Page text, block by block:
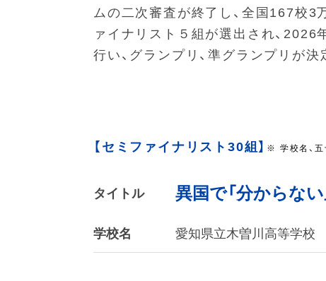
ムの二次審査が終了し、全国167校
ァイナリスト５組が選出され、
行い、グランプリ、準グランプリが決
【セミファイナリスト30組】 ※ 学校名、
タイトル 異国で「分からな
学校名 愛知県立木曽川高等学校